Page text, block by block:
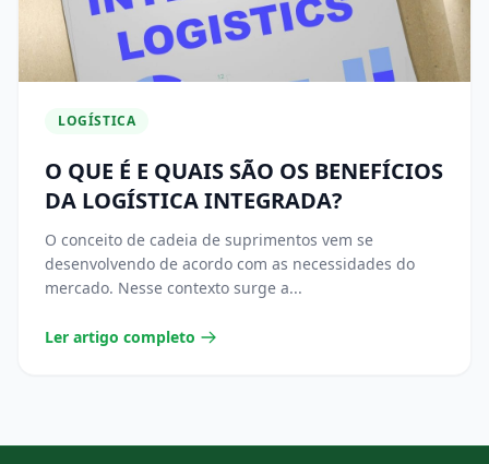
LOGÍSTICA
O QUE É E QUAIS SÃO OS BENEFÍCIOS
DA LOGÍSTICA INTEGRADA?
O conceito de cadeia de suprimentos vem se
desenvolvendo de acordo com as necessidades do
mercado. Nesse contexto surge a...
Ler artigo completo